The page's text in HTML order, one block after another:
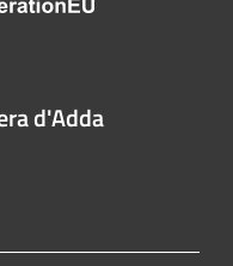
d'Adda